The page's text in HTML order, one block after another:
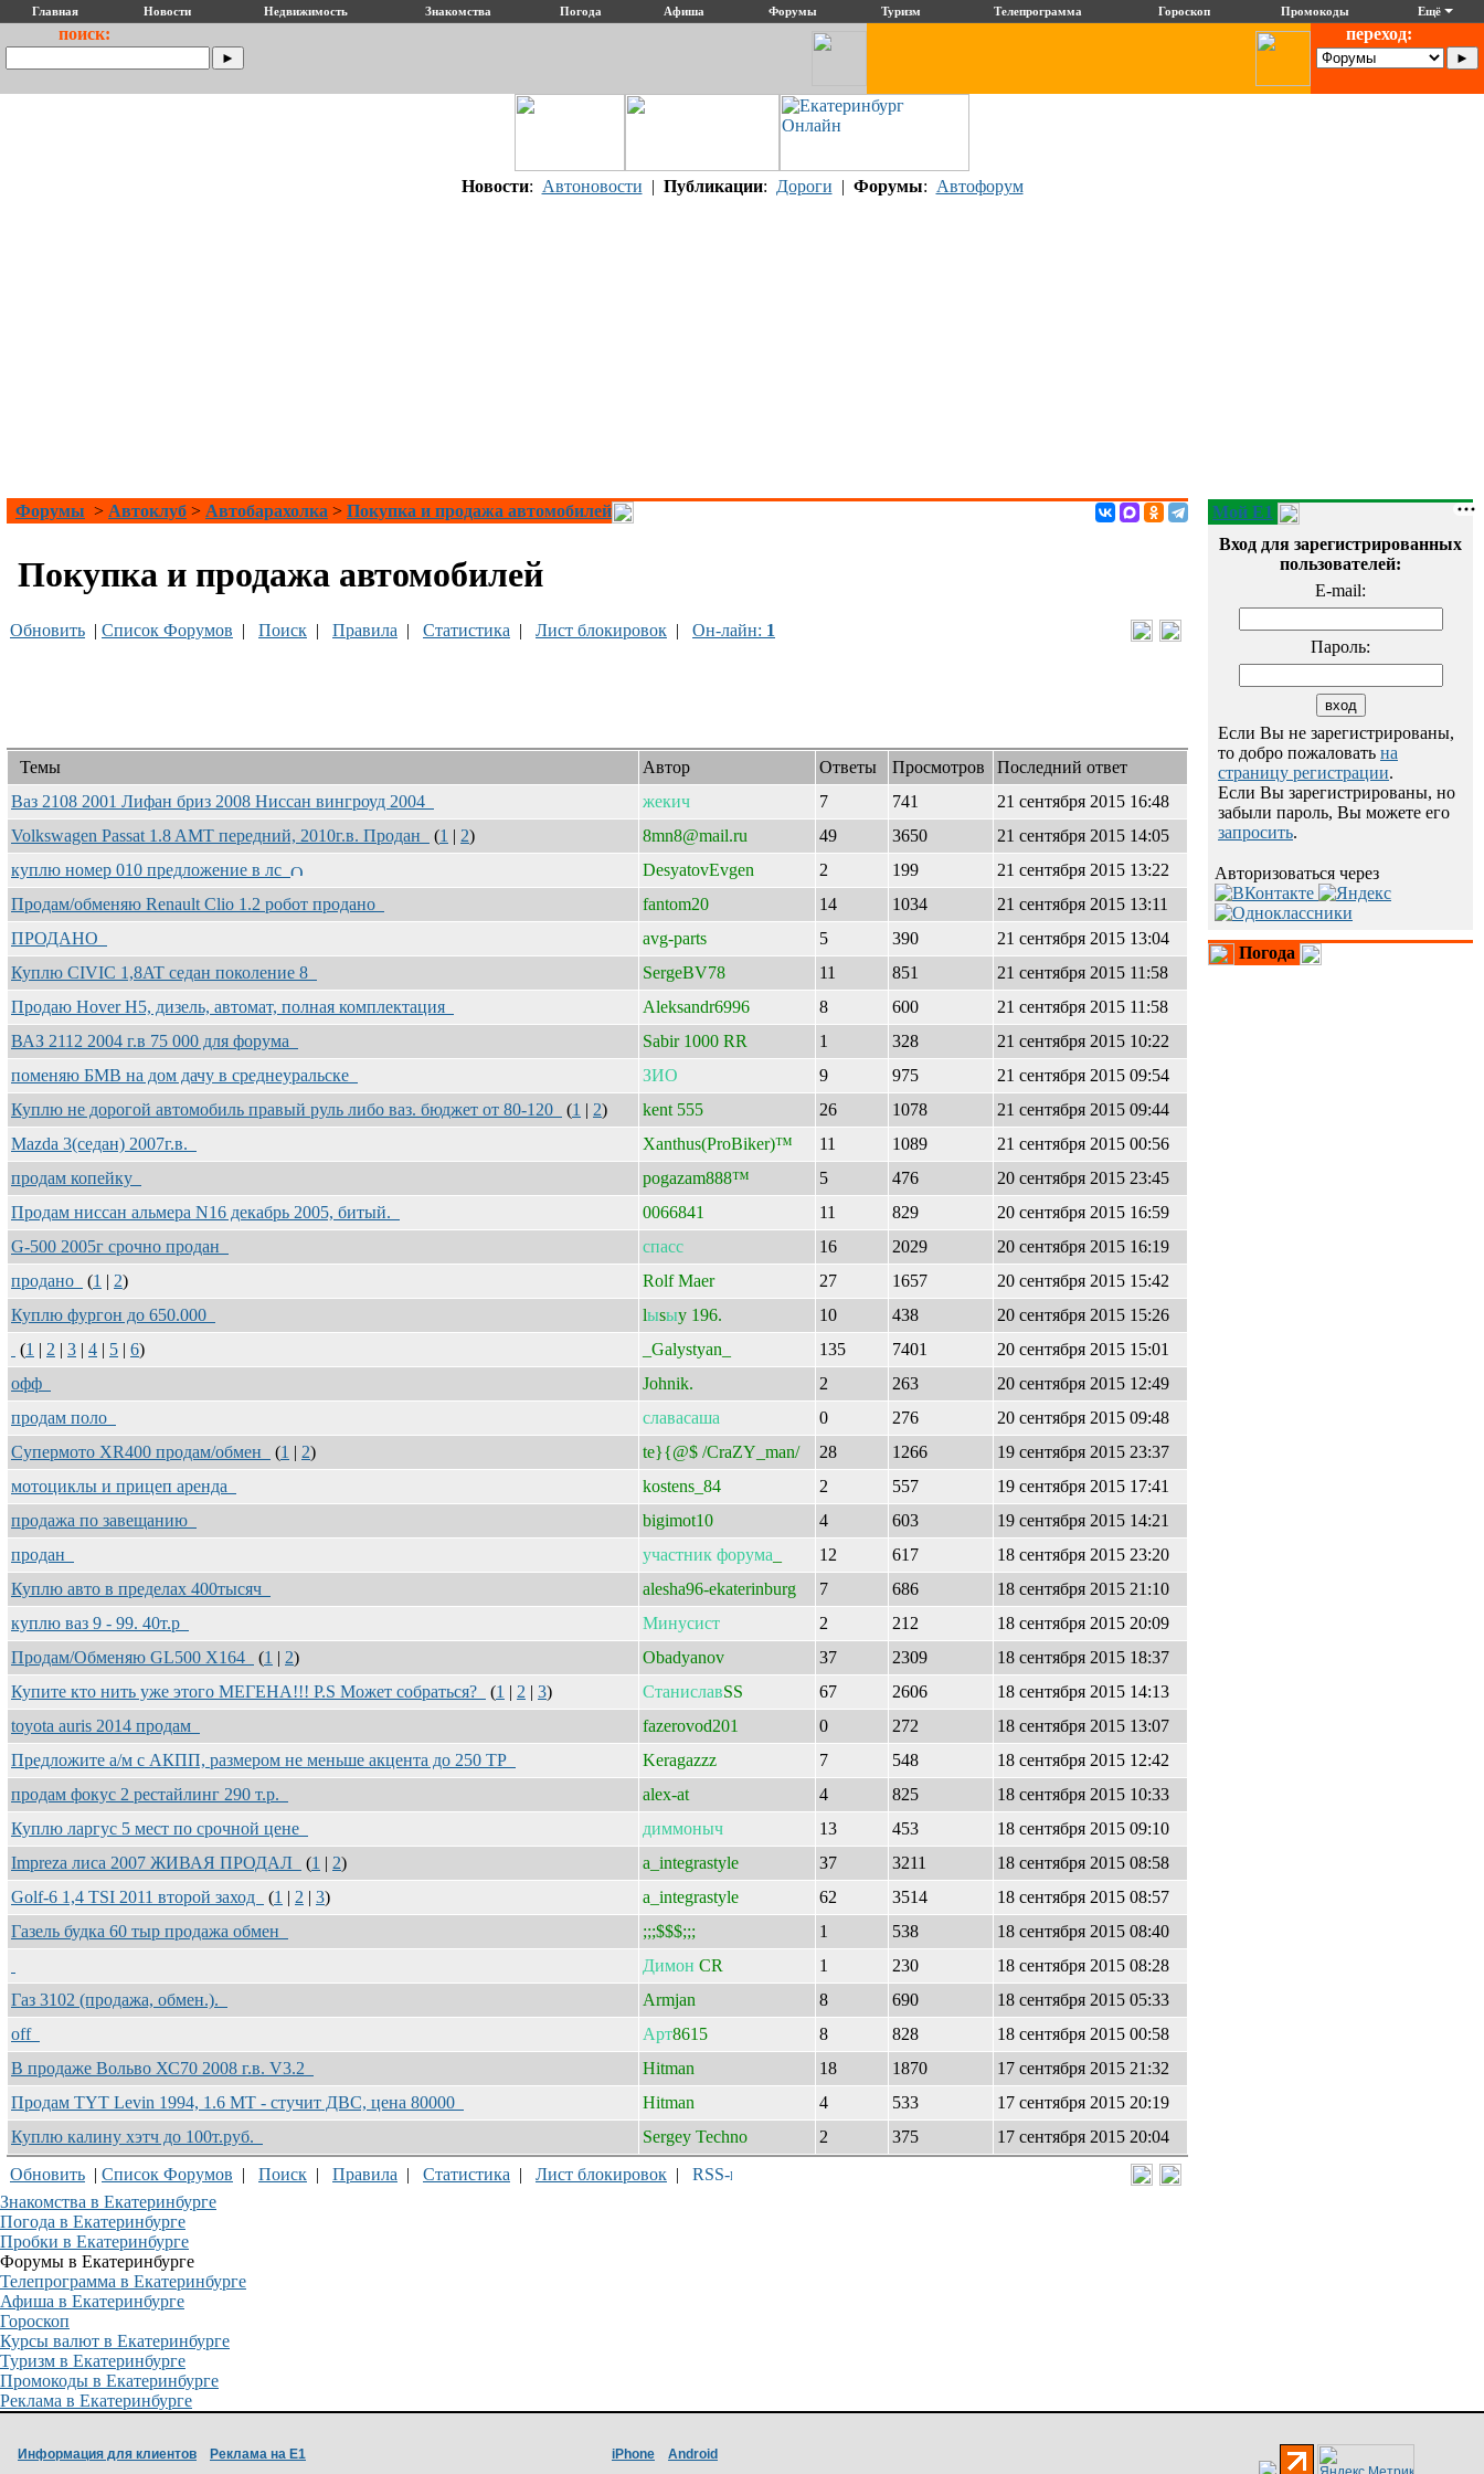
Главная Новости Недвижимость Знакомства Погода Афиша Форумы Туризм Телепрограмма Гороскоп Промокоды Ещё
поиск: переход:
Новости: Автоновости | Публикации: Дороги | Форумы: Автофорум
Форумы > Автоклуб > Автобарахолка > Покупка и продажа автомобилей
Покупка и продажа автомобилей
Обновить | Список Форумов | Поиск | Правила | Статистика | Лист блокировок | Он-лайн: 1
Темы Автор Ответы Просмотров
Последний ответ
Ваз 2108 2001 Лифан бриз 2008 Ниссан вингроуд 2004
жекич 7 741
21 сентября 2015 16:48
Volkswagen Passat 1.8 AMT передний, 2010г.в. Продан
(1 | 2) 8mn8@mail.ru 49 3650
21 сентября 2015 14:05
куплю номер 010 предложение в лс
DesyatovEvgen 2 199
21 сентября 2015 13:22
Продам/обменяю Renault Clio 1.2 робот продано
fantom20 14 1034
21 сентября 2015 13:11
ПРОДАНО
avg-parts 5 390
21 сентября 2015 13:04
Куплю CIVIC 1,8AT седан поколение 8
SergeBV78 11 851
21 сентября 2015 11:58
Продаю Hover H5, дизель, автомат, полная комплектация
Aleksandr6996 8 600
21 сентября 2015 11:58
ВАЗ 2112 2004 г.в 75 000 для форума
Sabir 1000 RR 1 328
21 сентября 2015 10:22
поменяю БМВ на дом дачу в среднеуральске
ЗИО 9 975
21 сентября 2015 09:54
Куплю не дорогой автомобиль правый руль либо ваз. бюджет от 80-120
(1 | 2) kent 555 26 1078
21 сентября 2015 09:44
Mazda 3(седан) 2007г.в.
Xanthus(ProBiker)™ 11 1089
21 сентября 2015 00:56
продам копейку
pogazam888™ 5 476
20 сентября 2015 23:45
Продам ниссан альмера N16 декабрь 2005, битый.
0066841 11 829
20 сентября 2015 16:59
G-500 2005г срочно продан
спасс 16 2029
20 сентября 2015 16:19
продано
(1 | 2) Rolf Maer 27 1657
20 сентября 2015 15:42
Куплю фургон до 650.000
lыsыy 196. 10 438
20 сентября 2015 15:26
(1 | 2 | 3 | 4 | 5 | 6) _Galystyan_ 135 7401
20 сентября 2015 15:01
офф
Johnik. 2 263
20 сентября 2015 12:49
продам поло
славасаша 0 276
20 сентября 2015 09:48
Cупермото XR400 продам/обмен
(1 | 2) te}{@$ /CraZY_man/ 28 1266
19 сентября 2015 23:37
мотоциклы и прицеп аренда
kostens_84 2 557
19 сентября 2015 17:41
продажа по завещанию
bigimot10 4 603
19 сентября 2015 14:21
продан
участник форума 12 617
18 сентября 2015 23:20
Куплю авто в пределах 400тысяч
alesha96-ekaterinburg 7 686
18 сентября 2015 21:10
куплю ваз 9 - 99. 40т.р
Минусист 2 212
18 сентября 2015 20:09
Продам/Обменяю GL500 X164
(1 | 2) Obadyanov 37 2309
18 сентября 2015 18:37
Купите кто нить уже этого МЕГЕНА!!! P.S Может собраться?
(1 | 2 | 3) СтаниславSS 67 2606
18 сентября 2015 14:13
toyota auris 2014 продам
fazerovod201 0 272
18 сентября 2015 13:07
Предложите а/м с АКПП, размером не меньше акцента до 250 ТР
Keragazzz 7 548
18 сентября 2015 12:42
продам фокус 2 рестайлинг 290 т.р.
alex-at 4 825
18 сентября 2015 10:33
Куплю ларгус 5 мест по срочной цене
диммоныч 13 453
18 сентября 2015 09:10
Impreza лиса 2007 ЖИВАЯ ПРОДАЛ
(1 | 2) a_integrastyle 37 3211
18 сентября 2015 08:58
Golf-6 1,4 TSI 2011 второй заход
(1 | 2 | 3) a_integrastyle 62 3514
18 сентября 2015 08:57
Газель будка 60 тыр продажа обмен
;;;$$$;;; 1 538
18 сентября 2015 08:40
Димон CR 1 230
18 сентября 2015 08:28
Газ 3102 (продажа, обмен.).
Armjan 8 690
18 сентября 2015 05:33
off
Арт8615 8 828
18 сентября 2015 00:58
В продаже Вольво ХС70 2008 г.в. V3.2
Hitman 18 1870
17 сентября 2015 21:32
Продам TYT Levin 1994, 1.6 MT - стучит ДВС, цена 80000
Hitman 4 533
17 сентября 2015 20:19
Куплю калину хэтч до 100т.руб.
Sergey Techno 2 375
17 сентября 2015 20:04
Обновить | Список Форумов | Поиск | Правила | Статистика | Лист блокировок |
Мой E1
Вход для зарегистрированных
пользователей:
E-mail:
Пароль:
Если Вы не зарегистрированы,
то добро пожаловать на
страницу регистрации.
Если Вы зарегистрированы, но
забыли пароль, Вы можете его
запросить.
Авторизоваться через
Погода
Знакомства в Екатеринбурге
Погода в Екатеринбурге
Пробки в Екатеринбурге
Форумы в Екатеринбурге
Телепрограмма в Екатеринбурге
Афиша в Екатеринбурге
Гороскоп
Курсы валют в Екатеринбурге
Туризм в Екатеринбурге
Промокоды в Екатеринбурге
Реклама в Екатеринбурге
Информация для клиентов Реклама на Е1 iPhone Android